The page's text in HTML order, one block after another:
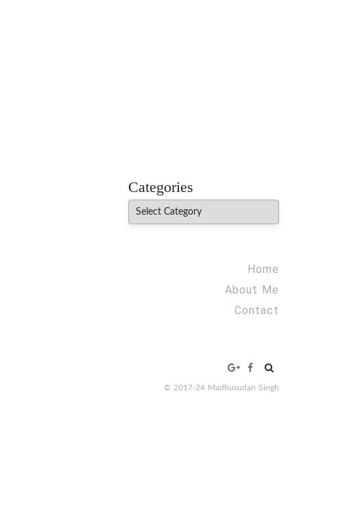
Categories
Categories
Home
About Me
Contact
Search
© 2017-24 Madhusudan Singh